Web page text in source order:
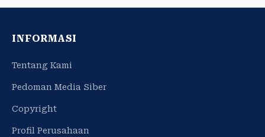
INFORMASI
Tentang Kami
Pedoman Media Siber
Copyright
Profil Perusahaan